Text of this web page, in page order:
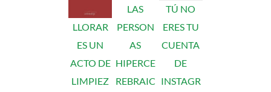
LLORAR
ES UN
ACTO DE
LIMPIEZ
LAS
PERSON
AS
HIPERCE
REBRAIC
TÚ NO
ERES TU
CUENTA
DE
INSTAGR